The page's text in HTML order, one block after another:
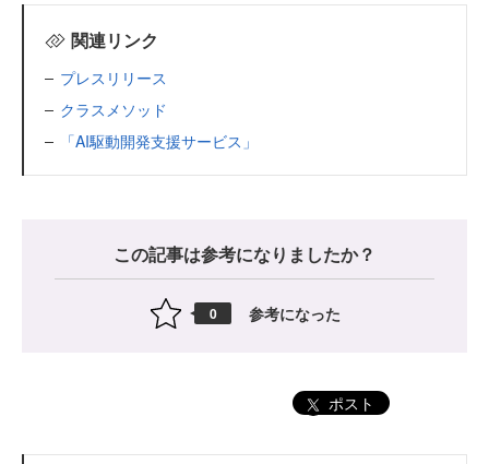
関連リンク
プレスリリース
クラスメソッド
「AI駆動開発支援サービス」
この記事は参考になりましたか？
0 参考になった
ポスト